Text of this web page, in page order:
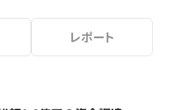
レポート